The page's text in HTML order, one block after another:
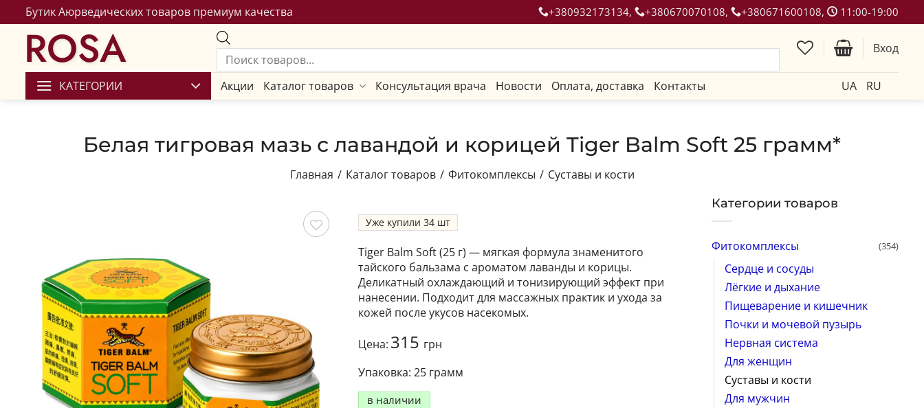
Бутик Аюрведических товаров премиум качества +380932173134, +380670070108, +380671600108, 11:00-19:00
ROSA Вход
КАТЕГОРИИ Акции Каталог товаров Консультация врача Новости Оплата, доставка Контакты UA RU
Белая тигровая мазь с лавандой и корицей Tiger Balm Soft 25 грамм*
Главная / Каталог товаров / Фитокомплексы / Суставы и кости
Категории товаров
Фитокомплексы (354)
Сердце и сосуды
Лёгкие и дыхание
Пищеварение и кишечник
Почки и мочевой пузырь
Нервная система
Для женщин
Суставы и кости
Для мужчин
Уже купили 34
Tiger Balm Soft (25 г) — мягкая формула знаменитого
тайского бальзама с ароматом лаванды и корицы.
Деликатный охлаждающий и тонизирующий эффект при
нанесении. Подходит для массажных практик и ухода за
кожей после укусов насекомых.
Цена: 315 грн
25 грамм
в наличии